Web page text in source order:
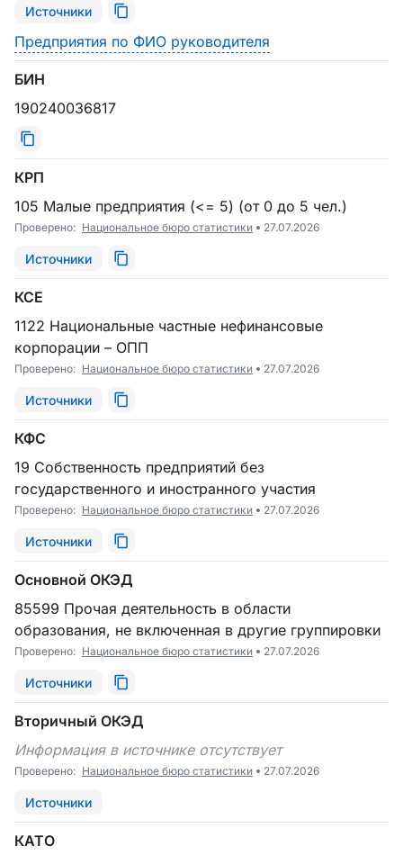
Источники
Предприятия по ФИО руководителя
БИН
190240036817
КРП
105 Малые предприятия (<= 5) (от 0 до 5 чел.)
Проверено: Национальное бюро статистики 27.07.2026
Источники
КСЕ
1122 Национальные частные нефинансовые
корпорации – ОПП
Проверено: Национальное бюро статистики 27.07.2026
Источники
КФС
19 Собственность предприятий без
государственного и иностранного участия
Проверено: Национальное бюро статистики 27.07.2026
Источники
Основной ОКЭД
85599 Прочая деятельность в области
образования, не включенная в другие группировки
Проверено: Национальное бюро статистики 27.07.2026
Источники
Вторичный ОКЭД
Информация в источнике отсутствует
Проверено: Национальное бюро статистики 27.07.2026
Источники
КАТО